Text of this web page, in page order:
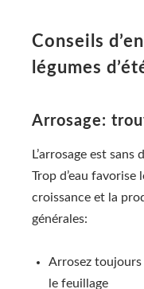
Conseils
légumes
Arrosage:
L’arrosage est
Trop d’eau favorise
croissance et la
générales:
Arrosez toujours
le feuillage